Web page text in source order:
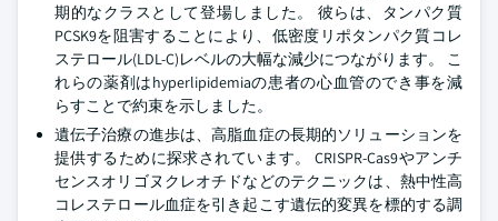
期的なクラスとして登場しました。 彼らは、タンパク質
PCSK9を阻害することにより、低密度リポタンパク質コレ
ステロール(LDL-C)レベルの大幅な減少につながります。 こ
れらの薬剤はhyperlipidemiaの患者の心血管のでき事を減
らすことで約束を示しました。
遺伝子治療の進歩は、高脂血症の長期的ソリューションを
提供するために探求されています。 CRISPR-Cas9やアンチ
センスオリゴヌクレオチドなどのテクニックは、熱中性高
コレステロール血症を引き起こす遺伝的変異を標的する調